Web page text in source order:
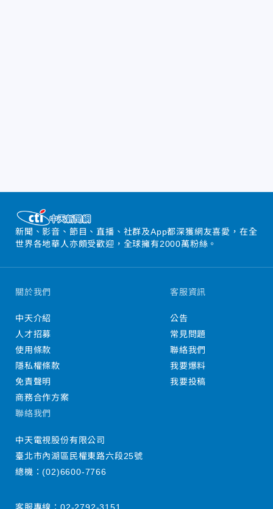
新聞、影音、節目、直播、社群及App都深獲網友喜愛，在全
世界各地華人亦頗受歡迎，全球擁有2000萬粉絲。
關於我們
中天介紹
人才招募
使用條款
隱私權條款
免責聲明
商務合作方案
客服資訊
公告
常見問題
聯絡我們
我要爆料
我要投稿
聯絡我們
中天電視股份有限公司
臺北市內湖區民權東路六段25號
總機：(02)6600-7766
客服專線： 02-2792-3151